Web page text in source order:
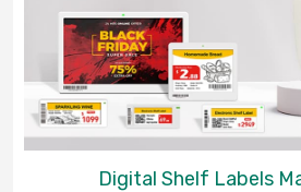
Digital Shelf Labels